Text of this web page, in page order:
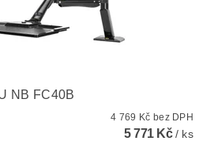
NB FC40B
4 769 Kč bez DPH
5 771 Kč/ ks